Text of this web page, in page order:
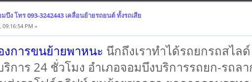
บึง โทร 093-3242443 เคลื่อนย้ายรถยนต์ ทั้งรถเสีย
PM »
งการขนย้ายพาหนะ นึกถึงเราทำได้รถยกรถสไล
การ 24 ชั่วโมง อำเภอจอมบึงบริการรถยก-รถล